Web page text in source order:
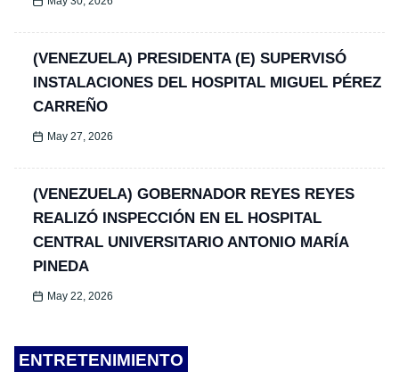
(VENEZUELA) PRESIDENTA (E) SUPERVISÓ
INSTALACIONES DEL HOSPITAL MIGUEL PÉREZ
CARREÑO
May 27, 2026
(VENEZUELA) GOBERNADOR REYES REYES
REALIZÓ INSPECCIÓN EN EL HOSPITAL
CENTRAL UNIVERSITARIO ANTONIO MARÍA
PINEDA
May 22, 2026
ENTRETENIMIENTO